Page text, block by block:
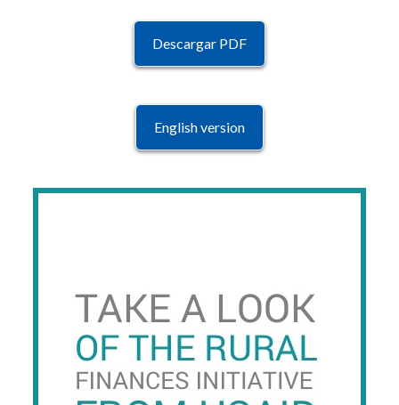
Descargar PDF
English version